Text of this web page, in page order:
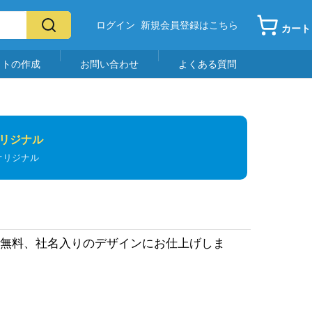
ログイン 新規会員登録はこちら カート
の作成 お問い合わせ よくある質問
ジナル
リジナル
料、社名入りのデザインにお仕上げしま